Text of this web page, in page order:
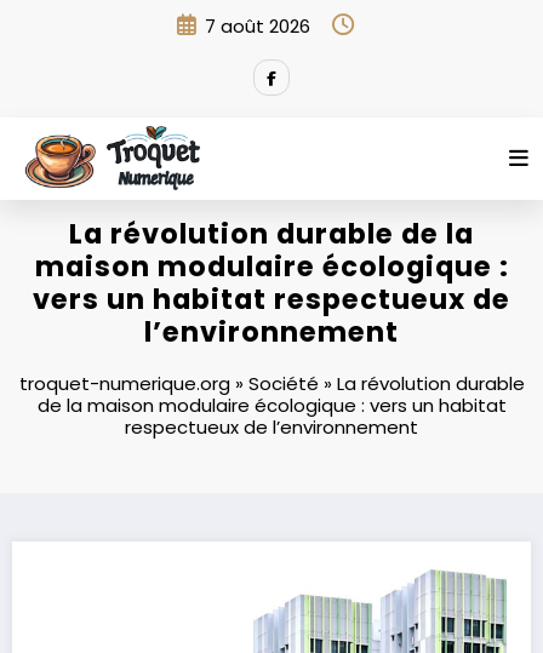
7 août 2026
La révolution durable de la
maison modulaire écologique :
vers un habitat respectueux de
l’environnement
troquet-numerique.org»Société »La révolution durable
de la maison modulaire écologique : vers un habitat
respectueux de l’environnement